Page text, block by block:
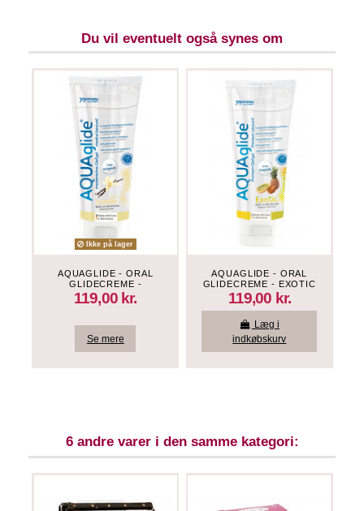
Du vil eventuelt også synes om
Ikke på lager
AQUAGLIDE - ORAL
GLIDECREME -
VANILJE
119,00 kr.
Se mere
AQUAGLIDE - ORAL
GLIDECREME - EXOTIC
119,00 kr.
Læg i
indkøbskurv
6 andre varer i den samme kategori: